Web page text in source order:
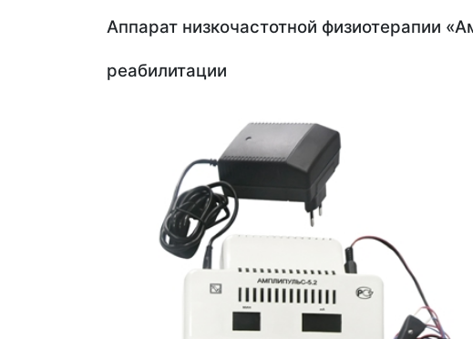
Аппарат низкочастотной физиотерапии
реабилитации